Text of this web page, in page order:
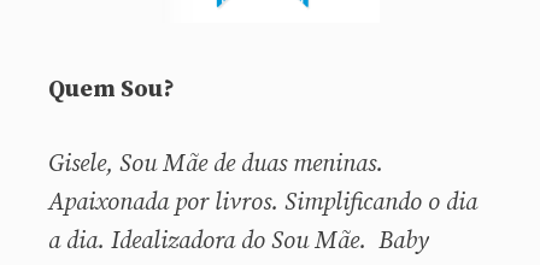
Quem Sou?
Gisele, Sou Mãe de duas meninas.
Apaixonada por livros. Simplificando o dia
a dia. Idealizadora do Sou Mãe. Baby